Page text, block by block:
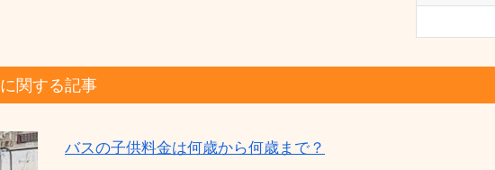
関する記事
バスの子供料金は何歳から何歳まで？